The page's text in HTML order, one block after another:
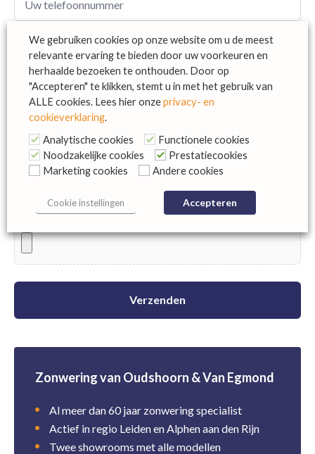
Bestand uploaden
Zonwering van Oudshoorn & Van Egmond
Al meer dan 60 jaar zonwering specialist
Actief in regio Leiden en Alphen aan den Rijn
Twee showrooms met alle modellen
We gebruiken cookies op onze website om u de meest
relevante ervaring te bieden door uw voorkeuren en
herhaalde bezoeken te onthouden. Door op
"Accepteren" te klikken, stemt u in met het gebruik van
ALLE cookies. Lees hier onzeprivacy- en
cookieverklaring.
Analytische cookies
Functionele cookies
Noodzakelijke cookies
Prestatiecookies
Marketing cookies
Andere cookies
Cookie instellingen Accepteren